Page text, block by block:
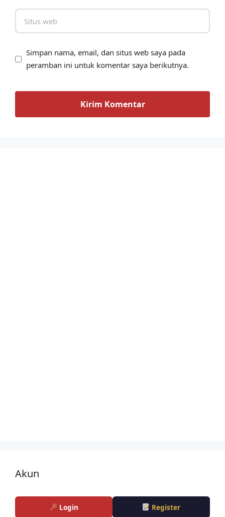
Simpan nama, email, dan situs web saya pada
peramban ini untuk komentar saya berikutnya.
Akun
Login Register